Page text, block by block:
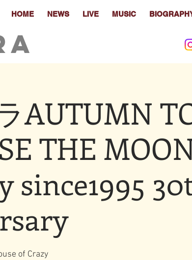
HOME NEWS LIVE MUSIC
AUTUMN
THE
since1995
of Crazy